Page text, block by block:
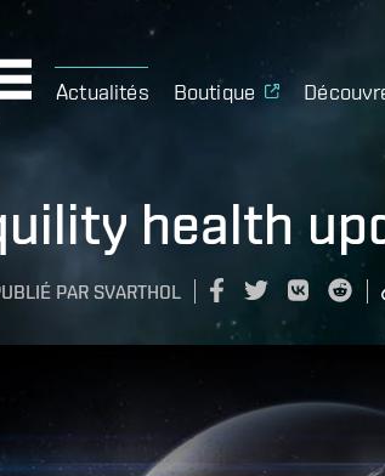
Actualités Boutique
health
PAR SVARTHOL